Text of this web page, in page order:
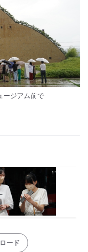
ージアム前で
ード